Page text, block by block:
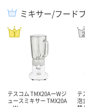
ミキサー/フード
テスコム TMX20AーWジ
ュースミキサー TMX20A
テ
泡